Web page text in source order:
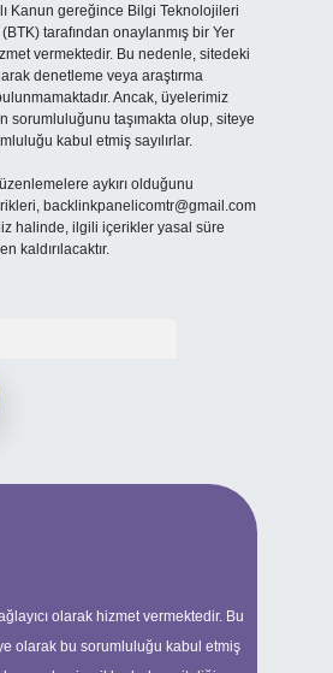
Kanun gereğince Bilgi Teknolojileri
tarafından onaylanmış bir Yer
vermektedir. Bu nedenle, sitedeki
denetleme veya araştırma
Ancak, üyelerimiz
sorumluluğunu taşımakta olup, siteye
kabul etmiş sayılırlar.
aykırı olduğunu
backlinkpanelicomtr@gmail.com
halinde, ilgili içerikler yasal süre
kaldırılacaktır.
olarak hizmet vermektedir. Bu
olarak bu sorumluluğu kabul etmiş